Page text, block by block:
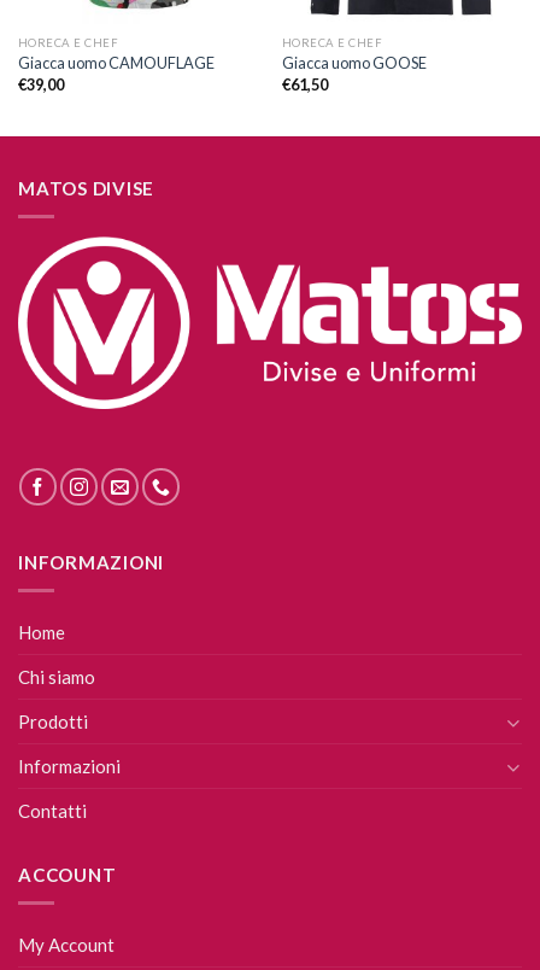
HORECA E CHEF
Giacca uomo CAMOUFLAGE
€39,00
HORECA E CHEF
Giacca uomo GOOSE
€61,50
MATOS DIVISE
INFORMAZIONI
Home
Chi siamo
Prodotti
Informazioni
Contatti
ACCOUNT
My Account